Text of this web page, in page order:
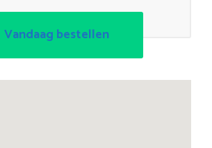
Vandaag bestellen